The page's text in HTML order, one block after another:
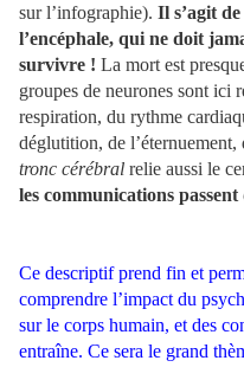
sur l’infographie). Il s’agit
l’encéphale, qui ne doit
survivre ! La mort est
groupes de neurones sont ici
respiration, du rythme
déglutition, de
tronc cérébral relie aussi le
les communications
Ce descriptif prend fin et
comprendre l’impact du
sur le corps humain, et des
entraîne. Ce sera le grand